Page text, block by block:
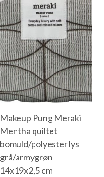
Makeup Pung Meraki
Mentha quiltet
bomuld/polyester lys
grå/armygrøn
14x19x2,5 cm